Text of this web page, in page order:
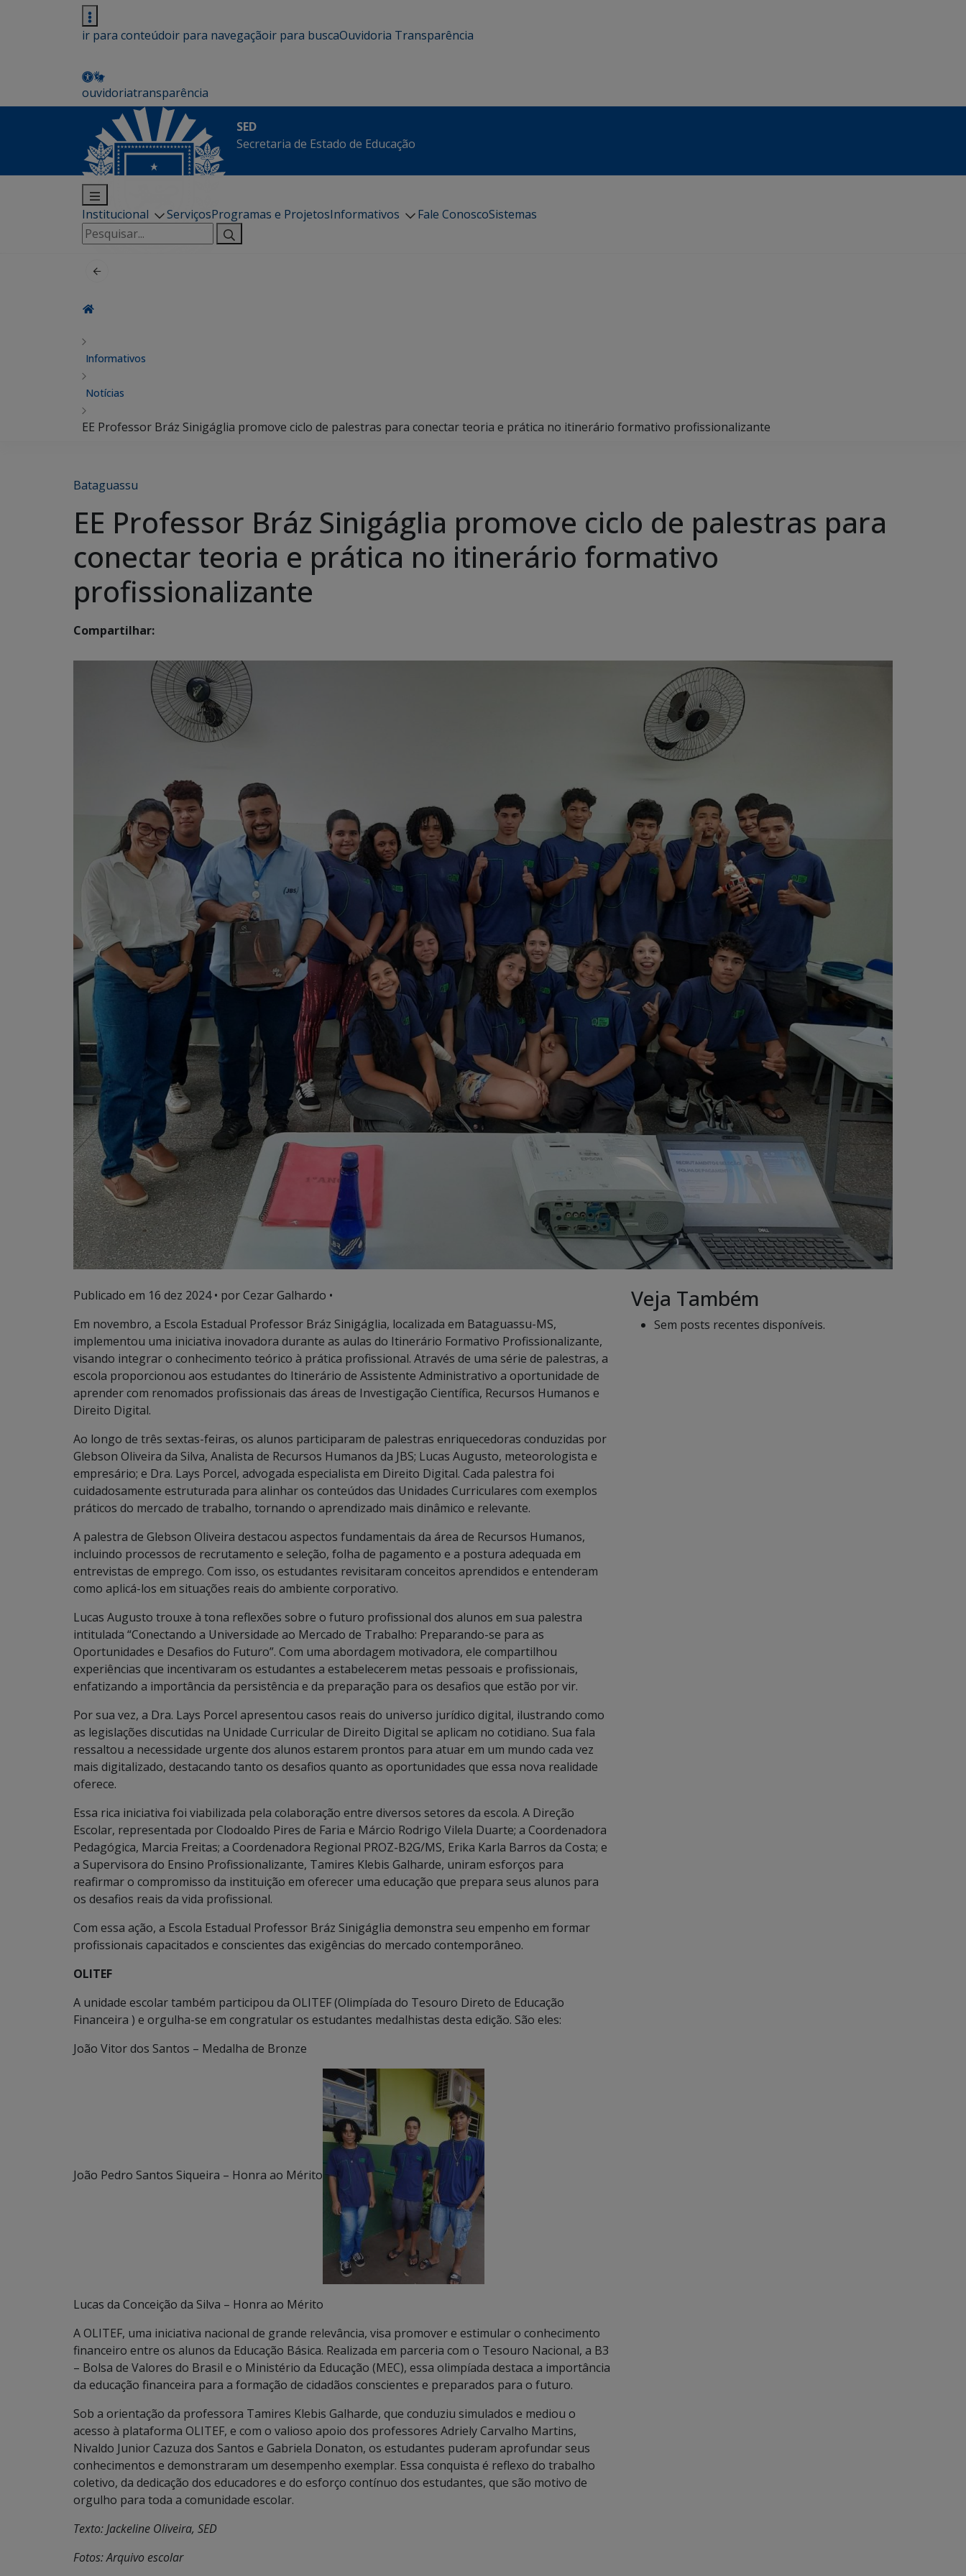
ir para conteúdoir para navegaçãoir para buscaOuvidoria Transparência
ouvidoriatransparência
SED
Secretaria de Estado de Educação
Institucional ServiçosProgramas e ProjetosInformativos Fale ConoscoSistemas
Pesquisar
por:
Informativos
Notícias
EE Professor Bráz Sinigáglia promove ciclo de palestras para conectar teoria e prática no itinerário formativo profissionalizante
Bataguassu
EE Professor Bráz Sinigáglia promove ciclo de palestras para
conectar teoria e prática no itinerário formativo
profissionalizante
Compartilhar:
Publicado em 16 dez 2024• por Cezar Galhardo •
Em novembro, a Escola Estadual Professor Bráz Sinigáglia, localizada em Bataguassu-MS,
implementou uma iniciativa inovadora durante as aulas do Itinerário Formativo Profissionalizante,
visando integrar o conhecimento teórico à prática profissional. Através de uma série de palestras, a
escola proporcionou aos estudantes do Itinerário de Assistente Administrativo a oportunidade de
aprender com renomados profissionais das áreas de Investigação Científica, Recursos Humanos e
Direito Digital.
Ao longo de três sextas-feiras, os alunos participaram de palestras enriquecedoras conduzidas por
Glebson Oliveira da Silva, Analista de Recursos Humanos da JBS; Lucas Augusto, meteorologista e
empresário; e Dra. Lays Porcel, advogada especialista em Direito Digital. Cada palestra foi
cuidadosamente estruturada para alinhar os conteúdos das Unidades Curriculares com exemplos
práticos do mercado de trabalho, tornando o aprendizado mais dinâmico e relevante.
A palestra de Glebson Oliveira destacou aspectos fundamentais da área de Recursos Humanos,
incluindo processos de recrutamento e seleção, folha de pagamento e a postura adequada em
entrevistas de emprego. Com isso, os estudantes revisitaram conceitos aprendidos e entenderam
como aplicá-los em situações reais do ambiente corporativo.
Lucas Augusto trouxe à tona reflexões sobre o futuro profissional dos alunos em sua palestra
intitulada “Conectando a Universidade ao Mercado de Trabalho: Preparando-se para as
Oportunidades e Desafios do Futuro”. Com uma abordagem motivadora, ele compartilhou
experiências que incentivaram os estudantes a estabelecerem metas pessoais e profissionais,
enfatizando a importância da persistência e da preparação para os desafios que estão por vir.
Por sua vez, a Dra. Lays Porcel apresentou casos reais do universo jurídico digital, ilustrando como
as legislações discutidas na Unidade Curricular de Direito Digital se aplicam no cotidiano. Sua fala
ressaltou a necessidade urgente dos alunos estarem prontos para atuar em um mundo cada vez
mais digitalizado, destacando tanto os desafios quanto as oportunidades que essa nova realidade
oferece.
Essa rica iniciativa foi viabilizada pela colaboração entre diversos setores da escola. A Direção
Escolar, representada por Clodoaldo Pires de Faria e Márcio Rodrigo Vilela Duarte; a Coordenadora
Pedagógica, Marcia Freitas; a Coordenadora Regional PROZ-B2G/MS, Erika Karla Barros da Costa; e
a Supervisora do Ensino Profissionalizante, Tamires Klebis Galharde, uniram esforços para
reafirmar o compromisso da instituição em oferecer uma educação que prepara seus alunos para
os desafios reais da vida profissional.
Com essa ação, a Escola Estadual Professor Bráz Sinigáglia demonstra seu empenho em formar
profissionais capacitados e conscientes das exigências do mercado contemporâneo.
OLITEF
A unidade escolar também participou da OLITEF (Olimpíada do Tesouro Direto de Educação
Financeira ) e orgulha-se em congratular os estudantes medalhistas desta edição. São eles:
João Vitor dos Santos – Medalha de Bronze
João Pedro Santos Siqueira – Honra ao Mérito
Lucas da Conceição da Silva – Honra ao Mérito
A OLITEF, uma iniciativa nacional de grande relevância, visa promover e estimular o conhecimento
financeiro entre os alunos da Educação Básica. Realizada em parceria com o Tesouro Nacional, a B3
– Bolsa de Valores do Brasil e o Ministério da Educação (MEC), essa olimpíada destaca a importância
da educação financeira para a formação de cidadãos conscientes e preparados para o futuro.
Sob a orientação da professora Tamires Klebis Galharde, que conduziu simulados e mediou o
acesso à plataforma OLITEF, e com o valioso apoio dos professores Adriely Carvalho Martins,
Nivaldo Junior Cazuza dos Santos e Gabriela Donaton, os estudantes puderam aprofundar seus
conhecimentos e demonstraram um desempenho exemplar. Essa conquista é reflexo do trabalho
coletivo, da dedicação dos educadores e do esforço contínuo dos estudantes, que são motivo de
orgulho para toda a comunidade escolar.
Texto: Jackeline Oliveira, SED
Fotos: Arquivo escolar
Veja Também
Sem posts recentes disponíveis.